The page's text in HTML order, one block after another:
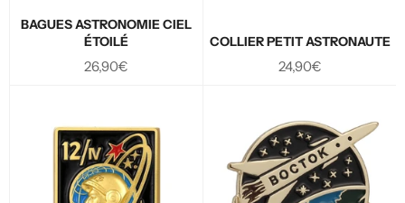
BAGUES ASTRONOMIE CIEL
ÉTOILÉ
Prix
26,90€
COLLIER PETIT ASTRONAUTE
Prix
24,90€